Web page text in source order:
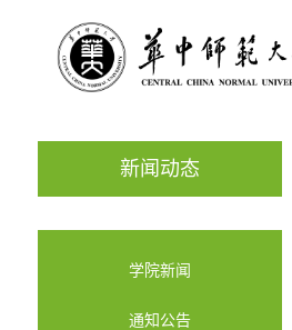
新闻动态
学院新闻
通知公告